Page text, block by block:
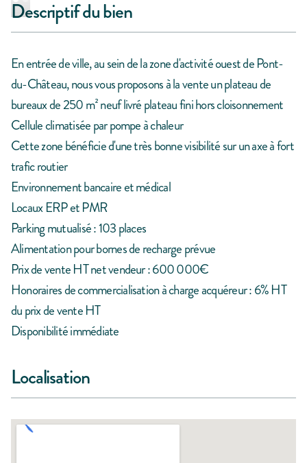
Descriptif du bien
En entrée de ville, au sein de la zone d'activité ouest de Pont-
du-Château, nous vous proposons à la vente un plateau de
bureaux de 250 m² neuf livré plateau fini hors cloisonnement
Cellule climatisée par pompe à chaleur
Cette zone bénéficie d'une très bonne visibilité sur un axe à fort
trafic routier
Environnement bancaire et médical
Locaux ERP et PMR
Parking mutualisé : 103 places
Alimentation pour bornes de recharge prévue
Prix de vente HT net vendeur : 600 000€
Honoraires de commercialisation à charge acquéreur : 6% HT
du prix de vente HT
Disponibilité immédiate
Localisation